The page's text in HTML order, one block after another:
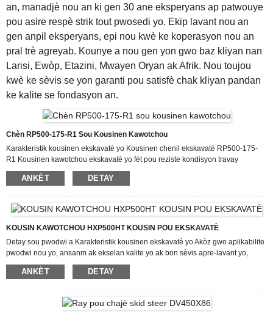
an, manadjè nou an ki gen 30 ane eksperyans ap patwouye
pou asire respè strik tout pwosedi yo. Ekip lavant nou an
gen anpil eksperyans, epi nou kwè ke koperasyon nou an
pral trè agreyab. Kounye a nou gen yon gwo baz kliyan nan
Larisi, Ewòp, Etazini, Mwayen Oryan ak Afrik. Nou toujou
kwè ke sèvis se yon garanti pou satisfè chak kliyan pandan
ke kalite se fondasyon an.
Chèn RP500-175-R1 Sou Kousinen Kawotchou
Karakteristik kousinen ekskavatè yo Kousinen chenil ekskavatè RP500-175-
R1 Kousinen kawotchou ekskavatè yo fèt pou reziste kondisyon travay
ekstrèm, sa ki fè yo yon chwa serye pou operasyon konstriksyon ak min.
Kontrèman ak kousinen chenil asye tradisyonèl yo, kousinen chenil ekskavatè
diminye mete ak chire menm nan tèren wòch oswa inegal. Kousinen
kawotchou sa yo nan konpozan ekskavatè yo ranfòse ak kòd asye entegre
oswa kouch Kevlar, ...
ANKÈT DETAY
KOUSIN KAWOTCHOU HXP500HT KOUSIN POU EKSKAVATÈ
Detay sou pwodwi a Karakteristik kousinen ekskavatè yo Akòz gwo aplikabilite
pwodwi nou yo, ansanm ak ekselan kalite yo ak bon sèvis apre-lavant yo,
pwodwi yo te itilize nan anpil konpayi epi yo te genyen lwanj kliyan yo. Avèk
yon bon istwa kredi antrepriz, ekselan asistans apre-lavant ak enstalasyon
nou yo atravè lemond pou faktori wholesale RUBBE HXP500HT kousinen
ekskavatè. Pou ...
ANKÈT DETAY